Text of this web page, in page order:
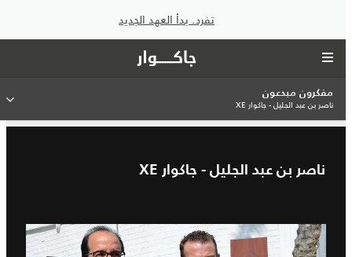
تفرد. بدأ العهد الجديد
مفكرون مبدعون
ناصر بن عبد الجليل - جاكوار XE
ناصر بن عبد الجليل - جاكوار XE